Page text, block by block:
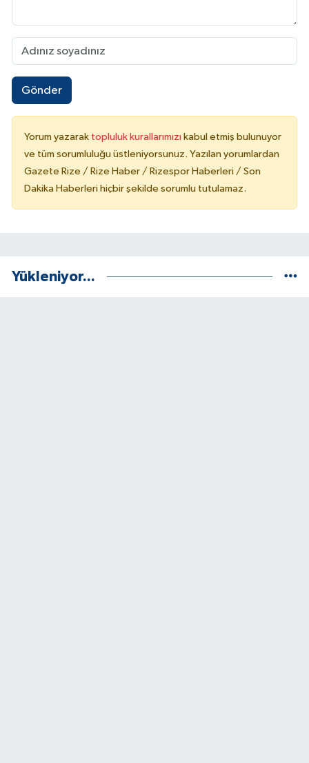
Gönder
Yorum yazarak topluluk kurallarımızı kabul etmiş bulunuyor
ve tüm sorumluluğu üstleniyorsunuz. Yazılan yorumlardan
Gazete Rize / Rize Haber / Rizespor Haberleri / Son
Dakika Haberleri hiçbir şekilde sorumlu tutulamaz.
Yükleniyor...